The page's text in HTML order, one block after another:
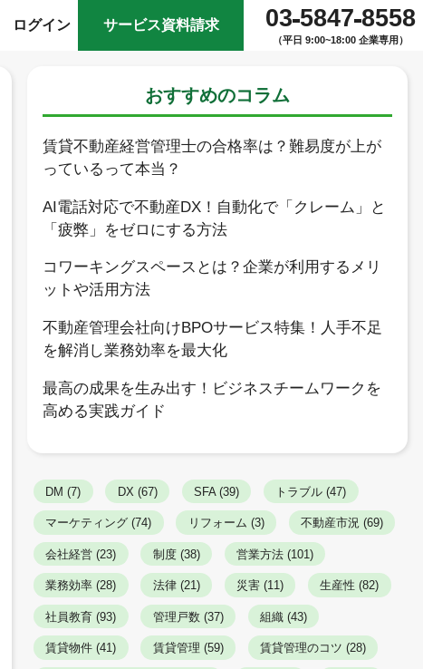
03 5847 8558
（平日 9:00~18:00 企業専用）
ログイン サービス資料請求
おすすめのコラム
賃貸不動産経営管理士の合格率は？難易度が上が
っているって本当？
AI電話対応で不動産DX！自動化で「クレーム」と
「疲弊」をゼロにする方法
コワーキングスペースとは？企業が利用するメリ
ットや活用方法
不動産管理会社向けBPOサービス特集！人手不足
を解消し業務効率を最大化
最高の成果を生み出す！ビジネスチームワークを
高める実践ガイド
DM (7) DX (67) SFA (39) トラブル (47)
マーケティング (74) リフォーム (3) 不動産市況 (69)
会社経営 (23) 制度 (38) 営業方法 (101)
業務効率 (28) 法律 (21) 災害 (11) 生産性 (82)
社員教育 (93) 管理戸数 (37) 組織 (43)
賃貸物件 (41) 賃貸管理 (59) 賃貸管理のコツ (28)